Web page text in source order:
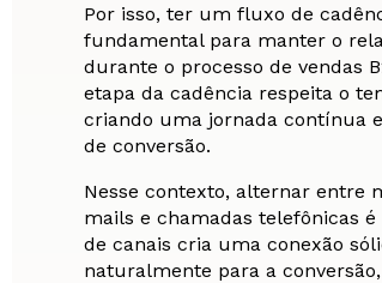
Por isso, ter um fluxo de
fundamental para manter o
durante o processo de vendas
etapa da cadência respeita o
criando uma jornada contínua
de conversão.
Nesse contexto, alternar entre
mails e chamadas telefônicas
de canais cria uma conexão
naturalmente para a